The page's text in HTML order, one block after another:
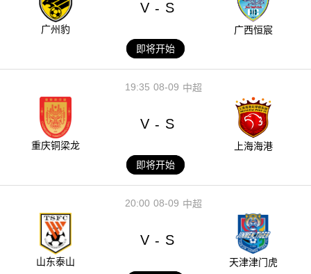
广州豹
V - S
广西恒宸
即将开始
08-09
19:35 中超
重庆铜梁龙
V - S
上海海港
即将开始
08-09
20:00 中超
山东泰山
V - S
天津津门虎